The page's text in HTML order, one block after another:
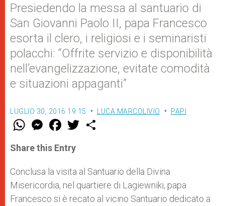
Presiedendo la messa al santuario di
San Giovanni Paolo II, papa Francesco
esorta il clero, i religiosi e i seminaristi
polacchi: “Offrite servizio e disponibilità
nell’evangelizzazione, evitate comodità
e situazioni appaganti”
LUGLIO 30, 2016 19:15 LUCA MARCOLIVIO PAPI
W
t
s
p
p
M
e
s
e
g
e
r
F
a
e
b
o
k
w
r
Share this Entry
Conclusa la visita al Santuario della Divina
Misericordia, nel quartiere di Lagiewniki, papa
Francesco si è recato al vicino Santuario dedicato a